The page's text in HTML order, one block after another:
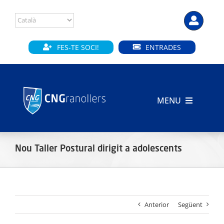
content
FES-TE SOCI! ENTRADES
MENU
Nou Taller Postural dirigit a adolescents
Anterior Següent